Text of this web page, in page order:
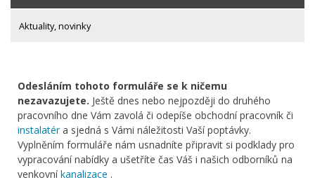
Aktuality, novinky
Odesláním tohoto formuláře se k ničemu
nezavazujete. Ještě dnes nebo nejpozději do druhého
pracovního dne Vám zavolá či odepíše obchodní pracovník či
instalatéra sjedná s Vámi náležitosti Vaší poptávky.
Vyplněním formuláře nám usnadníte připravit si podklady pro
vypracování nabídky a ušetříte čas Váš i našich odborníků na
venkovníkanalizace .